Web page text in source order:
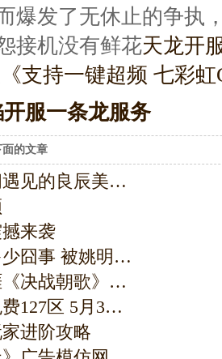
爆发了无休止的争执
接机没有鲜花天龙开
支持一键超频 七彩
服一条龙服务
面的文章
见的良辰美…
来袭
囧事 被姚明…
决战朝歌》…
127区 5月3…
进阶攻略